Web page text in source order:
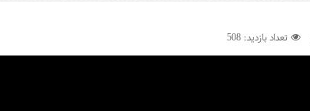
تعداد بازدید: 508